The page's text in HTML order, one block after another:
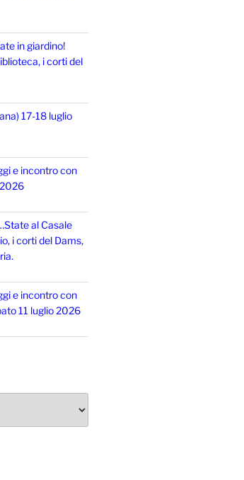
in giardino!
i corti del
17-18 luglio
e incontro con
al Casale
i corti del Dams,
e incontro con
11 luglio 2026